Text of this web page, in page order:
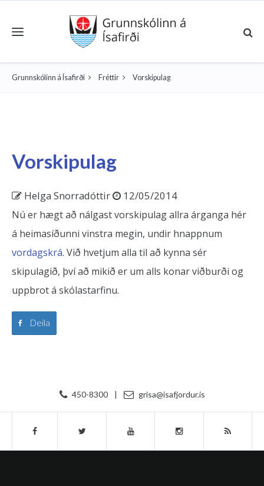
Toggle navigation
Grunnskólinn á Ísafirði Fréttir Vorskipulag
Vorskipulag
Helga Snorradóttir 12/05/2014
Nú er hægt að nálgast vorskipulag allra árganga hér
á heimasíðunni vinstra megin, undir hnappnum
vordagskrá. Við hvetjum alla til að kynna sér
skipulagið, því að mikið er um alls konar viðburði og
uppbrot á skólastarfinu.
Deila
450-8300 | grisa@isafjordur.is